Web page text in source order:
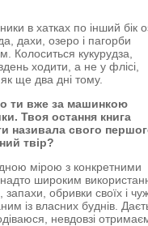
в хатках по інший бік
дахи, озеро і пагорби
Колоситься кукурудза,
ходити, а не у флісі,
ще два дні тому.
ти вже за машинкою
Твоя остання книга
називала свого
твір?
мірою з конкретними
надто широким
обривки своїх і
із власних буднів.
невдовзі